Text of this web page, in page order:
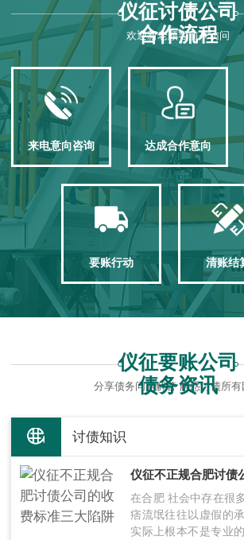
仪征讨债公司
合作流程
欢迎新老顾客前来访问
来电意向咨询 达成合作意向
要账行动 清账结
仪征要账公司
债务资讯
分享债务问题解答 解惑讨债所有
讨债知识
在合肥 社会中存在很
痞流氓往往以虚假的
实际上根本不是专业